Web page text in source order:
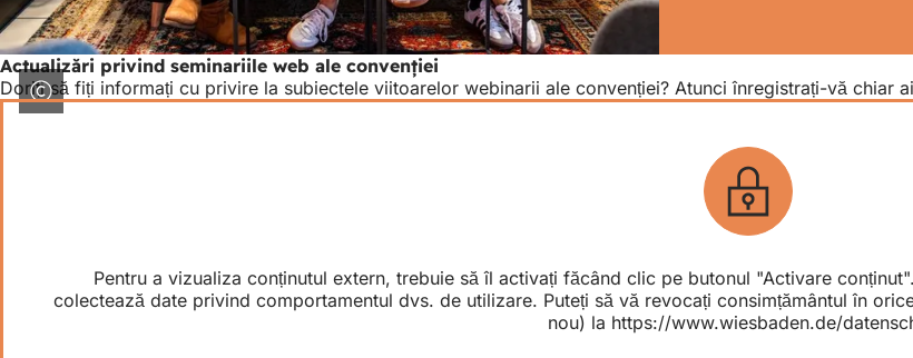
Actualizări privind seminariile web ale convenției
Doriți să fiți informați cu privire la subiectele viitoarelor webinarii ale convenției? Atunci înregistrați-vă chiar
Pentru a vizualiza conținutul extern, trebuie să îl activați făcând clic pe butonul "Activare
colectează date privind comportamentul dvs. de utilizare. Puteți să vă revocați consimțământul în
nou) la https://www.wiesbaden.de/